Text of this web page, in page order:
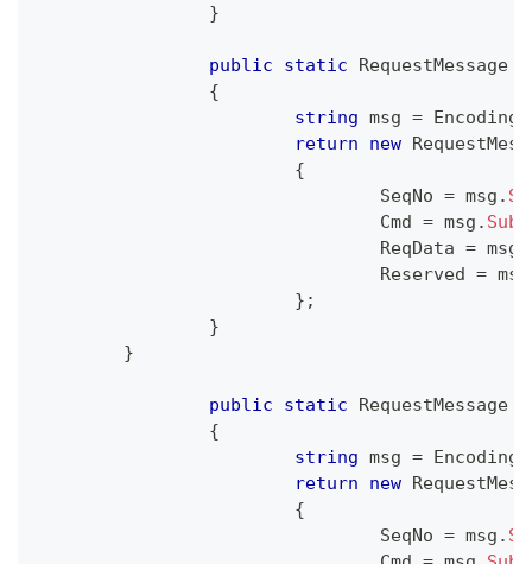
}
public static RequestMessage
{
string msg = Encoding
return
new
{
				SeqNo
= msg .
				Cmd
= msg .
				ReqData
= msg
				Reserved
= msg
} ;
}
}
public static RequestMessage
{
string msg = Encoding
return
new
{
				SeqNo
= msg .